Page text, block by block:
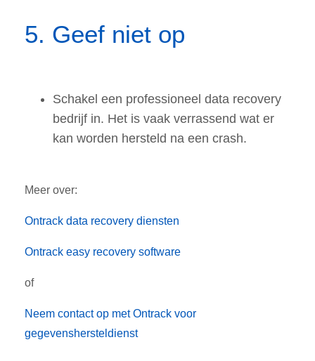
5. Geef niet op
Schakel een professioneel data recovery
bedrijf in. Het is vaak verrassend wat er
kan worden hersteld na een crash.
Meer over:
Ontrack data recovery diensten
Ontrack easy recovery software
of
Neem contact op met Ontrack voor
gegevenshersteldienst